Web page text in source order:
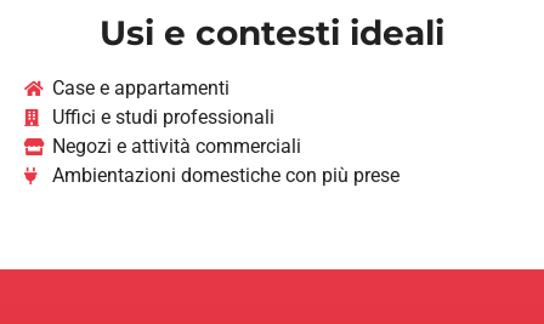
Usi e contesti ideali
Case e appartamenti
Uffici e studi professionali
Negozi e attività commerciali
Ambientazioni domestiche con più prese